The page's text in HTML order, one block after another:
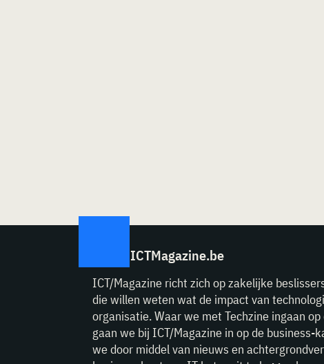
ICTMagazine.be
ICT/Magazine richt zich op zakelijke
die willen weten wat de impact van
organisatie. Waar we met Techzine ingaan
gaan we bij ICT/Magazine in op de business-
we door middel van nieuws en